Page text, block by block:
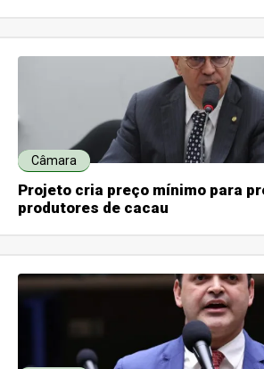
Câmara
Projeto cria preço mínimo para
produtores de cacau